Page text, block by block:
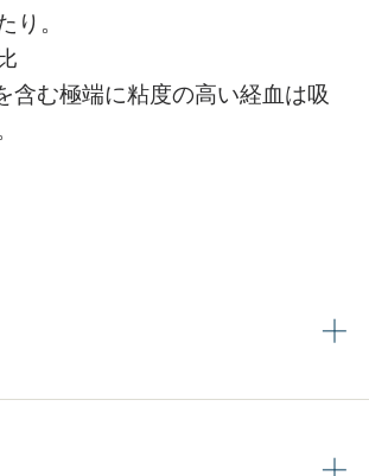
り。
含む極端に粘度の高い経血は吸